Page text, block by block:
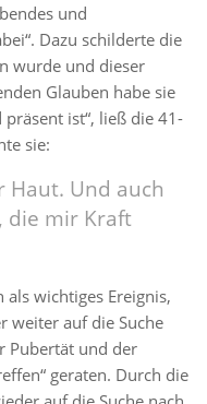
und
Dazu schilderte die
wurde und dieser
Glauben habe sie
präsent ist“, ließ die 41-
sie:
Haut. Und auch
die mir Kraft
wichtiges Ereignis,
weiter auf die Suche
Pubertät und der
geraten. Durch die